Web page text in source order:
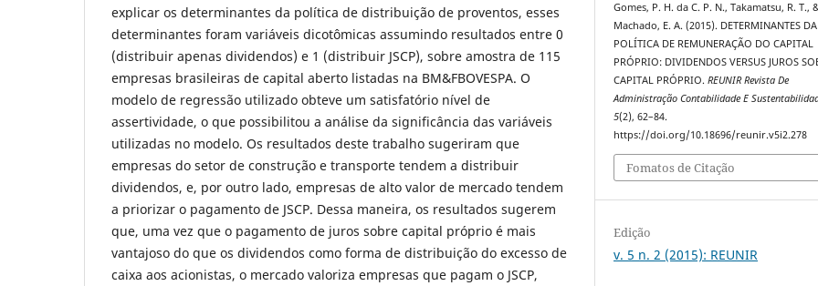
explicar os determinantes da política de distribuição de proventos, esses
determinantes foram variáveis dicotômicas assumindo resultados entre 0
(distribuir apenas dividendos) e 1 (distribuir JSCP), sobre amostra de 115
empresas brasileiras de capital aberto listadas na BM&FBOVESPA. O
modelo de regressão utilizado obteve um satisfatório nível de
assertividade, o que possibilitou a análise da significância das variáveis
utilizadas no modelo. Os resultados deste trabalho sugeriram que
empresas do setor de construção e transporte tendem a distribuir
dividendos, e, por outro lado, empresas de alto valor de mercado tendem
a priorizar o pagamento de JSCP. Dessa maneira, os resultados sugerem
que, uma vez que o pagamento de juros sobre capital próprio é mais
vantajoso do que os dividendos como forma de distribuição do excesso de
caixa aos acionistas, o mercado valoriza empresas que pagam o JSCP,
Gomes, P. H. da C. P. N., Takamatsu, R. T.,
Machado, E. A. (2015). DETERMINANTES DA
POLÍTICA DE REMUNERAÇÃO DO CAPITAL
PRÓPRIO: DIVIDENDOS VERSUS JUROS
CAPITAL PRÓPRIO.REUNIR Revista De
Administração Contabilidade E
5(2), 62–84.
https://doi.org/10.18696/reunir.v5i2.278
Fomatos de Citação
Edição
v. 5 n. 2 (2015): REUNIR